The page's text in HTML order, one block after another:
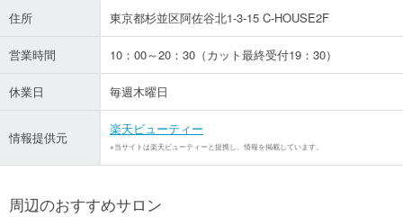
住所 東京都杉並区阿佐谷北1-3-15 C-HOUSE2F
営業時間 10：00～20：30（カット最終受付19：30）
休業日 毎週木曜日
情報提供元
楽天ビューティー
※当サイトは楽天ビューティーと提携し、情報を掲載しています。
周辺のおすすめサロン